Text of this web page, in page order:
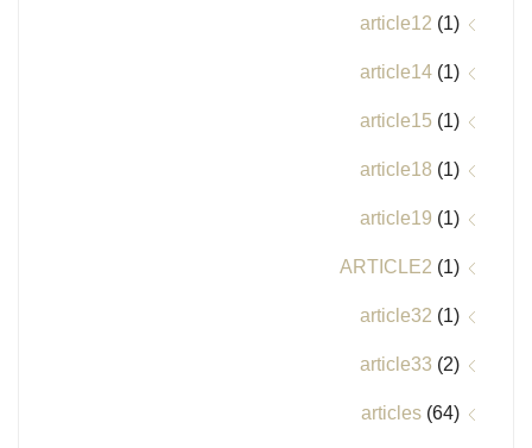
article12 (1)
article14 (1)
article15 (1)
article18 (1)
article19 (1)
ARTICLE2 (1)
article32 (1)
article33 (2)
articles (64)